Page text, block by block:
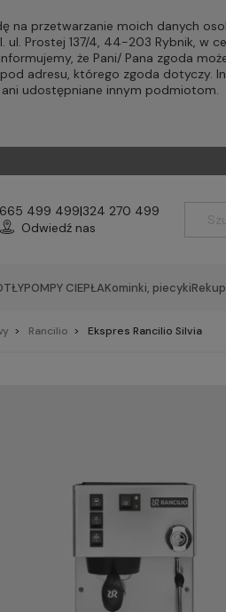
na przetwarzanie moich danych
ul. Prostej 137/4, 44-203 Rybnik, w
że Pani/ Pana zgoda
adresu, którego zgoda dotyczy.
udostępniane innym podmiotom.
665 499 499|324 270 499
Odwiedź nas
POMPY CIEPŁAKominki, piecyki
Rancilio Ekspres Rancilio Silvia